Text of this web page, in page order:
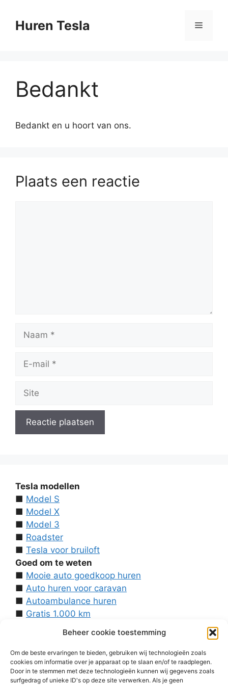
Beheer cookie toestemming
Om de beste ervaringen te bieden, gebruiken wij technologieën zoals
cookies om informatie over je apparaat op te slaan en/of te raadplegen.
Door in te stemmen met deze technologieën kunnen wij gegevens zoals
surfgedrag of unieke ID's op deze site verwerken. Als je geen
naarHuren Tesla Menu
Bedankt
Bedankt en u hoort van ons.
Plaats een reactie
Naam
Site
Tesla modellen
■ Model S
■ Model X
■ Model 3
■ Roadster
■ Tesla voor bruiloft
Goed om te weten
■ Mooie auto goedkoop huren
■ Auto huren voor caravan
■ Autoambulance huren
■ Gratis 1.000 km
■Voorwaarden
■Disclaimer
■Cookies